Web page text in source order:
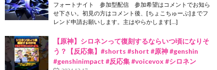
フォートナイト 参加型配信 参加希望はコメントでお知ら
せ下さい。初見の方はコメント後、[ちょこちゅーぶ]までフ
レンド申請お願いします。主はやらかします[…]
【原神】シロネンって復刻するならいつ頃になりそ
う？【反応集】#shorts #short #原神 #genshin
#genshinimpact #反応集 #voicevox #シロネン